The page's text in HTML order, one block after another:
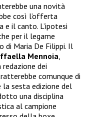
una novità
così l’offerta
il canto. L’ipotesi
per il legame
di Maria De Filippi. Il
Mennoia
dei
comunque di
la sesta edizione del
una disciplina
al campione